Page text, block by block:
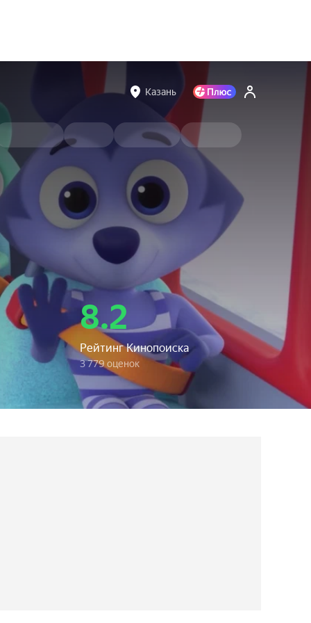
Казань
8.2
Рейтинг Кинопоиска
3 779 оценок